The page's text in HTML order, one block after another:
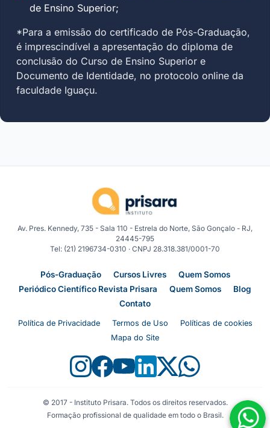
de Ensino Superior;
*Para a emissão do certificado de Pós-Graduação,
é imprescindível a apresentação do diploma de
conclusão do Curso de Ensino Superior e
Documento de Identidade, no protocolo online da
faculdade Iguaçu.
Av. Pres. Kennedy, 735 - Sala 110 - Estrela do Norte, São Gonçalo - RJ,
24445-795
Tel: (21) 2196734-0310 · CNPJ 28.318.381/0001-70
Pós-Graduação Cursos Livres
Quem Somos
Periódico Científico Revista Prisara
Quem Somos
Blog
Contato
Política de Privacidade Termos de Uso
Políticas de cookies
Mapa do Site
© 2017 - Instituto Prisara. Todos os direitos reservados.
Formação profissional de qualidade em todo o Brasil.